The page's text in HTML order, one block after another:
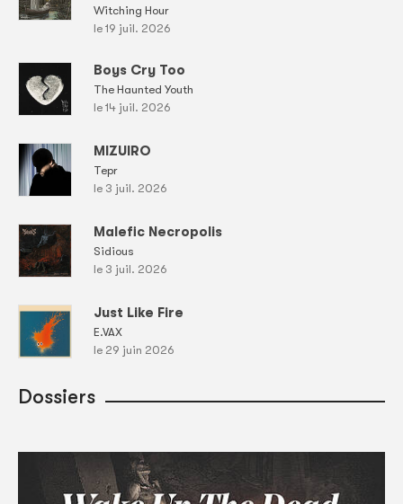
Witching Hour
le 19 juil. 2026
Boys Cry Too
The Haunted Youth
le 14 juil. 2026
MIZUIRO
Tepr
le 3 juil. 2026
Malefic Necropolis
Sidious
le 3 juil. 2026
Just Like Fire
E.VAX
le 29 juin 2026
Dossiers